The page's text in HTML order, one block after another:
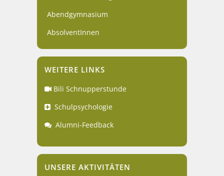
Abendgymnasium
AbsolventInnen
WEITERE LINKS
Bili Schnupperstunde
Schulpsychologie
Alumni-Feedback
UNSERE AKTIVITÄTEN